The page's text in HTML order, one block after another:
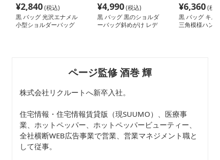
¥2,840(税込)
黒 バッグ 光沢エナメル
小型ショルダーバッグ
¥4,990(税込)
黒 バッグ 黒のショルダ
ーバッグ斜めがけ レデ
¥6,360(税
黒 バッグ キル
三角模様ハン
ページ監修 酒巻 輝
株式会社リクルートへ新卒入社。
住宅情報・住宅情報賃貸版（現SUUMO）、医療事
業、ホットペッパー、ホットペッパービューティー、
全社横断WEB広告事業で営業、営業マネジメント職と
して従事。